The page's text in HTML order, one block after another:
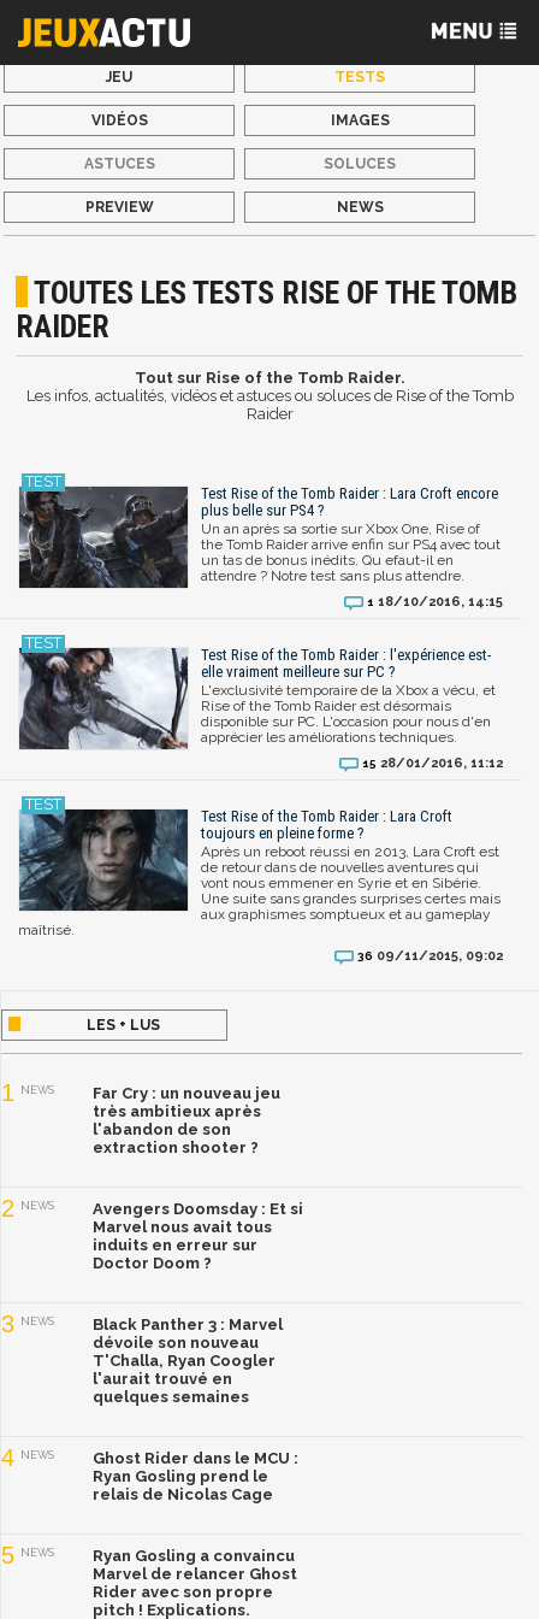
JEU TESTS
VIDÉOS IMAGES
ASTUCES SOLUCES
PREVIEW NEWS
TOUTES LES TESTS RISE OF THE TOMB
RAIDER
Tout sur Rise of the Tomb Raider.
Les infos, actualités, vidéos et astuces ou soluces de Rise of the Tomb
Raider
Test Rise of the Tomb Raider : Lara Croft encore
plus belle sur PS4 ?
Un an après sa sortie sur Xbox One, Rise of
the Tomb Raider arrive enfin sur PS4 avec tout
un tas de bonus inédits. Qu efaut-il en
attendre ? Notre test sans plus attendre.
1 18/10/2016, 14:15
Test Rise of the Tomb Raider : l'expérience est-
elle vraiment meilleure sur PC ?
L'exclusivité temporaire de la Xbox a vécu, et
Rise of the Tomb Raider est désormais
disponible sur PC. L'occasion pour nous d'en
apprécier les améliorations techniques.
15 28/01/2016, 11:12
Test Rise of the Tomb Raider : Lara Croft
toujours en pleine forme ?
Après un reboot réussi en 2013, Lara Croft est
de retour dans de nouvelles aventures qui
vont nous emmener en Syrie et en Sibérie.
Une suite sans grandes surprises certes mais
aux graphismes somptueux et au gameplay
maîtrisé.
36 09/11/2015, 09:02
LES + LUS
1 NEWS
Far Cry : un nouveau jeu
très ambitieux après
l'abandon de son
extraction shooter ?
2 NEWS
Avengers Doomsday : Et si
Marvel nous avait tous
induits en erreur sur
Doctor Doom ?
3 NEWS
Black Panther 3 : Marvel
dévoile son nouveau
T'Challa, Ryan Coogler
l'aurait trouvé en
quelques semaines
4 NEWS
Ghost Rider dans le MCU :
Ryan Gosling prend le
relais de Nicolas Cage
5 NEWS
Ryan Gosling a convaincu
Marvel de relancer Ghost
Rider avec son propre
pitch ! Explications.